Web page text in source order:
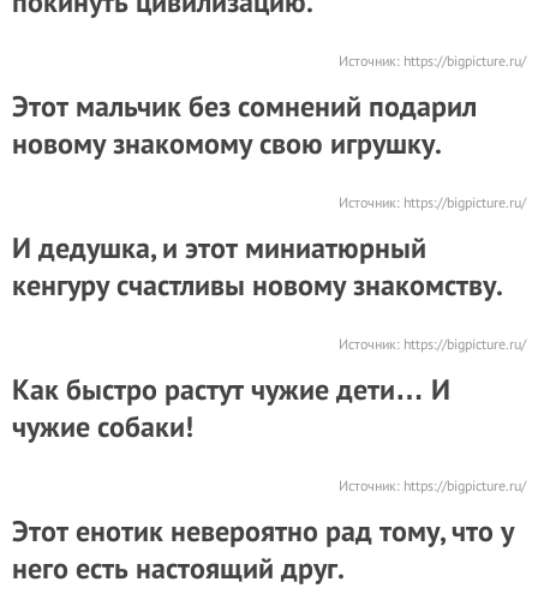
Источник: https://bigpicture.ru/
Этот мальчик без сомнений подарил
новому знакомому свою игрушку.
Источник: https://bigpicture.ru/
И дедушка, и этот миниатюрный
кенгуру счастливы новому знакомству.
Источник: https://bigpicture.ru/
Как быстро растут чужие дети… И
чужие собаки!
Источник: https://bigpicture.ru/
Этот енотик невероятно рад тому, что у
него есть настоящий друг.